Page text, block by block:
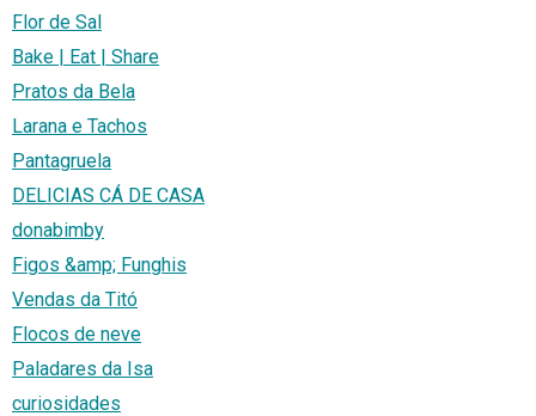
Flor de Sal
Bake | Eat | Share
Pratos da Bela
Larana e Tachos
Pantagruela
DELICIAS CÁ DE CASA
donabimby
Figos &amp; Funghis
Vendas da Titó
Flocos de neve
Paladares da Isa
curiosidades